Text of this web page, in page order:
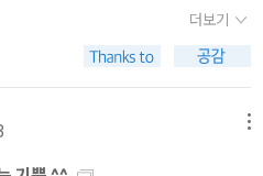
걷다가 작은책집을 보았습니다》,
말》, 《책숲마실》, 《우리말 수수께
지 읽기도 힘들어한다. 독후활동 해
리는 판타지에서 이렇게 아무 것
다...ㅠ 사자와 형제의 모험에서
가슴 뻐근하고 환상적인 분위기, 미
잠시 숨을 골라야 하는 그 안타까
억나지 않지만 어린이 책은 다시
이외에도 많습니다. 유아나 어린
대한 책이 있어서, 이 책은 언제 한
테이블-- 네이선 윌리엄스, 박
난 뭐든지 할 수 있어』 『엄지 소년
미오』 『라스무스와 방랑자』 『마
년 탐정 칼레’ 시리즈 같은 훌륭한
런 작품들은 ‘동화의 교과서’로 일
장, 한스 크리스티안 안데르센 상,
더보기